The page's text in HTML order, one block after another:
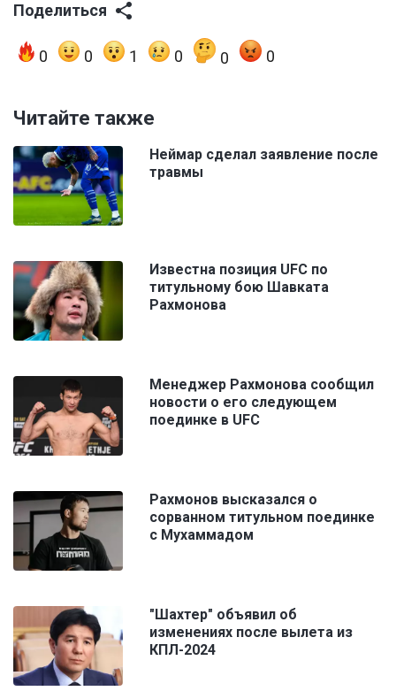
Поделиться
0 0 1 0 0 0
Читайте также
Неймар сделал заявление после
травмы
Известна позиция UFC по
титульному бою Шавката
Рахмонова
Менеджер Рахмонова сообщил
новости о его следующем
поединке в UFC
Рахмонов высказался о
сорванном титульном поединке
с Мухаммадом
"Шахтер" объявил об
изменениях после вылета из
КПЛ-2024